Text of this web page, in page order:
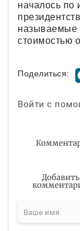
началось по
называемые
стоимостью
Поделиться:
Войти с
Добавить